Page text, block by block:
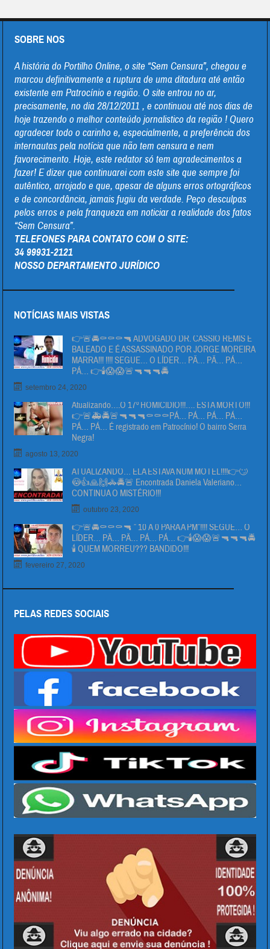
SOBRE NOS
A história do Portilho Online, o site “Sem Censura”, chegou e
marcou definitivamente a ruptura de uma ditadura até então
existente em Patrocínio e região. O site entrou no ar,
precisamente, no dia 28/12/2011 , e continuou até nos dias de
hoje trazendo o melhor conteúdo jornalistico da região ! Quero
agradecer todo o carinho e, especialmente, a preferência dos
internautas pela notícia que não tem censura e nem
favorecimento. Hoje, este redator só tem agradecimentos a
fazer! E dizer que continuarei com este site que sempre foi
autêntico, arrojado e que, apesar de alguns erros ortográficos
e de concordância, jamais fugiu da verdade. Peço desculpas
pelos erros e pela franqueza em noticiar a realidade dos fatos
“Sem Censura”.
TELEFONES PARA CONTATO COM O SITE:
34 99931-2121
NOSSO DEPARTAMENTO JURÍDICO
NOTÍCIAS MAIS VISTAS
👉🚨🚔⚰⚰⚰🔫 ADVOGADO DR. CÁSSIO REMIS É
BALEADO E É ASSASSINADO POR JORGE MOREIRA
MARRA!!! !!!! SEGUE… O LÍDER… PÄ… PÄ… PÁ…
PÁ… 👉🕯😱😱🚨🔫🔫🔫🚔
setembro 24, 2020
Atualizando….O 17º HOMICIDIO!!!…. ESTA MORTO!!!
👉🚨🚑🚔🚨🔫🔫🔫⚰⚰⚰PÁ… PÁ… PÁ… PÁ…
PÁ… PÁ… É registrado em Patrocínio! O bairro Serra
Negra!
agosto 13, 2020
ATUALIZANDO… ELA ESTAVA NUM MOTEL!!!!👉🙄
😳👍🙏🙌🚓🚔🚨 Encontrada Daniela Valeriano…
CONTINUA O MISTÉRIO!!!
outubro 23, 2020
👉🚨🚔⚰⚰⚰🔫 ” 10 Á 0 PARA A PM”!!!! SEGUE… O
LÍDER… PÄ… PÄ… PÁ… PÁ… 👉🕯😱😱🚨🔫🔫🔫🚔
🕯 QUEM MORREU??? BANDIDO!!!
fevereiro 27, 2020
PELAS REDES SOCIAIS